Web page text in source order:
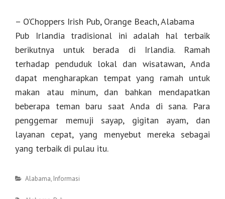
– O’Choppers Irish Pub, Orange Beach, Alabama
Pub Irlandia tradisional ini adalah hal terbaik
berikutnya untuk berada di Irlandia. Ramah
terhadap penduduk lokal dan wisatawan, Anda
dapat mengharapkan tempat yang ramah untuk
makan atau minum, dan bahkan mendapatkan
beberapa teman baru saat Anda di sana. Para
penggemar memuji sayap, gigitan ayam, dan
layanan cepat, yang menyebut mereka sebagai
yang terbaik di pulau itu.
Categories
Alabama, Informasi